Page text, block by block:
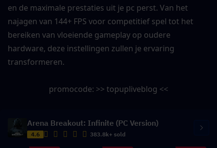
en de maximale prestaties uit je pc perst. Van het
najagen van 144+ FPS voor competitief spel tot het
bereiken van vloeiende gameplay op oudere
hardware, deze instellingen zullen je ervaring
transformeren.
promocode: >> topupliveblog <<
Arena Breakout: Infinite (PC Version)
4.6 383.8k+ sold